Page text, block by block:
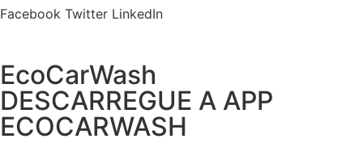
Facebook Twitter LinkedIn
EcoCarWash
DESCARREGUE A APP
ECOCARWASH